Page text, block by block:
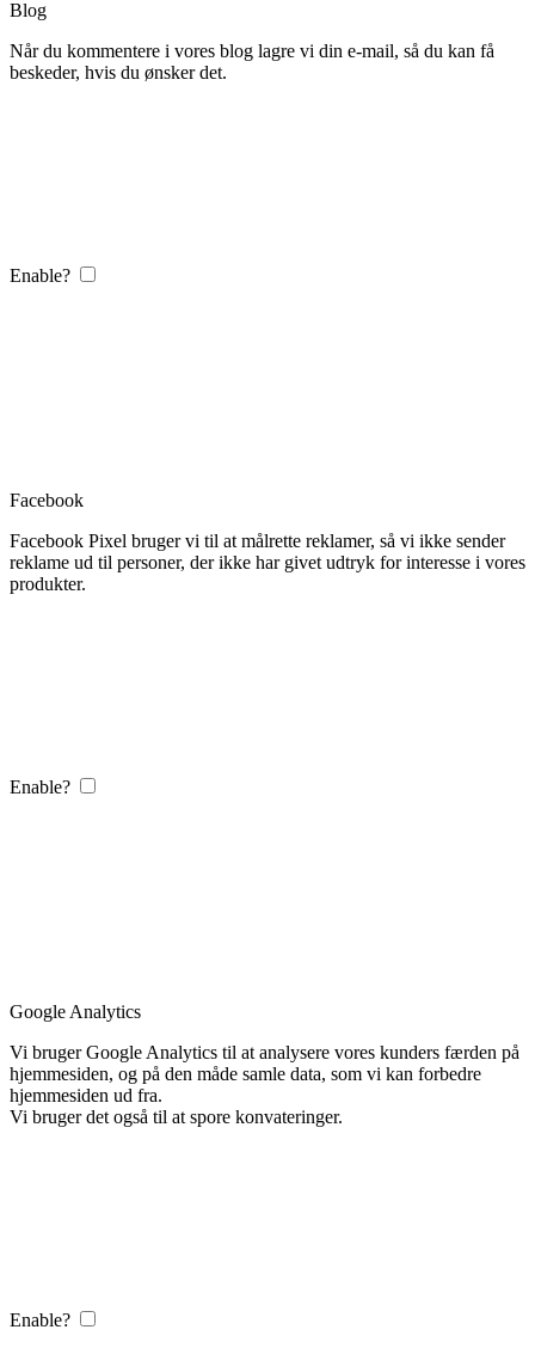
Blog
Når du kommentere i vores blog lagre vi din e-mail, så du kan få
beskeder, hvis du ønsker det.
Enable?
Facebook
Facebook Pixel bruger vi til at målrette reklamer, så vi ikke sender
reklame ud til personer, der ikke har givet udtryk for interesse i vores
produkter.
Enable?
Google Analytics
Vi bruger Google Analytics til at analysere vores kunders færden på
hjemmesiden, og på den måde samle data, som vi kan forbedre
hjemmesiden ud fra.
Vi bruger det også til at spore konvateringer.
Enable?